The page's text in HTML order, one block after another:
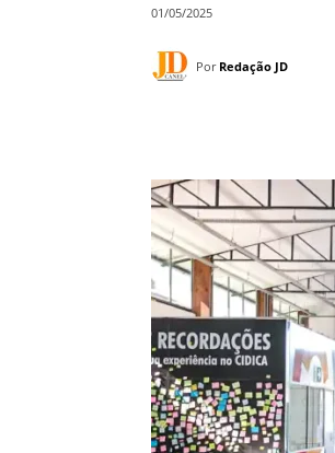
01/05/2025
Por Redação JD